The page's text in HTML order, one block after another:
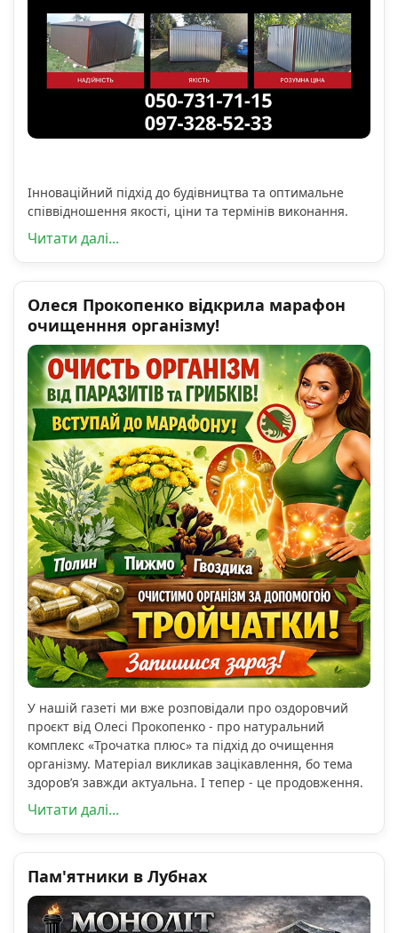
Інноваційний підхід до будівництва та оптимальне
співвідношення якості, ціни та термінів виконання.
Читати далі...
Олеся Прокопенко відкрила марафон
очищенння організму!
У нашій газеті ми вже розповідали про оздоровчий
проєкт від Олесі Прокопенко - про натуральний
комплекс «Трочатка плюс» та підхід до очищення
організму. Матеріал викликав зацікавлення, бо тема
здоров’я завжди актуальна. І тепер - це продовження.
Читати далі...
Пам'ятники в Лубнах